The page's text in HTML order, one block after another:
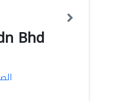
Bhd